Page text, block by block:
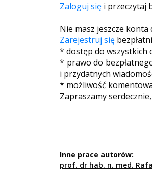
Zaloguj się i przeczytaj
Nie masz jeszcze konta
Zarejestruj się
* dostęp do wszystkich
* prawo do
i przydatnych
* możliwość
Zapraszamy
Inne prace autorów:
prof. dr hab. n. med.